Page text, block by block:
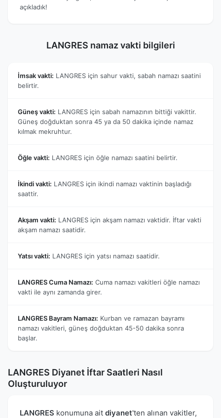
açıkladık!
LANGRES namaz vakti bilgileri
İmsak vakti: LANGRES için sahur vakti, sabah namazı saatini
belirtir.
Güneş vakti: LANGRES için sabah namazının bittiği vakittir.
Güneş doğduktan sonra 45 ya da 50 dakika içinde namaz
kılmak mekruhtur.
Öğle vakti: LANGRES için öğle namazı saatini belirtir.
İkindi vakti: LANGRES için ikindi namazı vaktinin başladığı
saattir.
Akşam vakti: LANGRES için akşam namazı vaktidir. İftar vakti
akşam namazı saatidir.
Yatsı vakti: LANGRES için yatsı namazı saatidir.
LANGRES Cuma Namazı: Cuma namazı vakitleri öğle namazı
vakti ile aynı zamanda girer.
LANGRES Bayram Namazı: Kurban ve ramazan bayramı
namazı vakitleri, güneş doğduktan 45-50 dakika sonra
başlar.
LANGRES Diyanet İftar Saatleri Nasıl
Oluşturuluyor
LANGRES konumuna ait diyanet'ten alınan vakitler,